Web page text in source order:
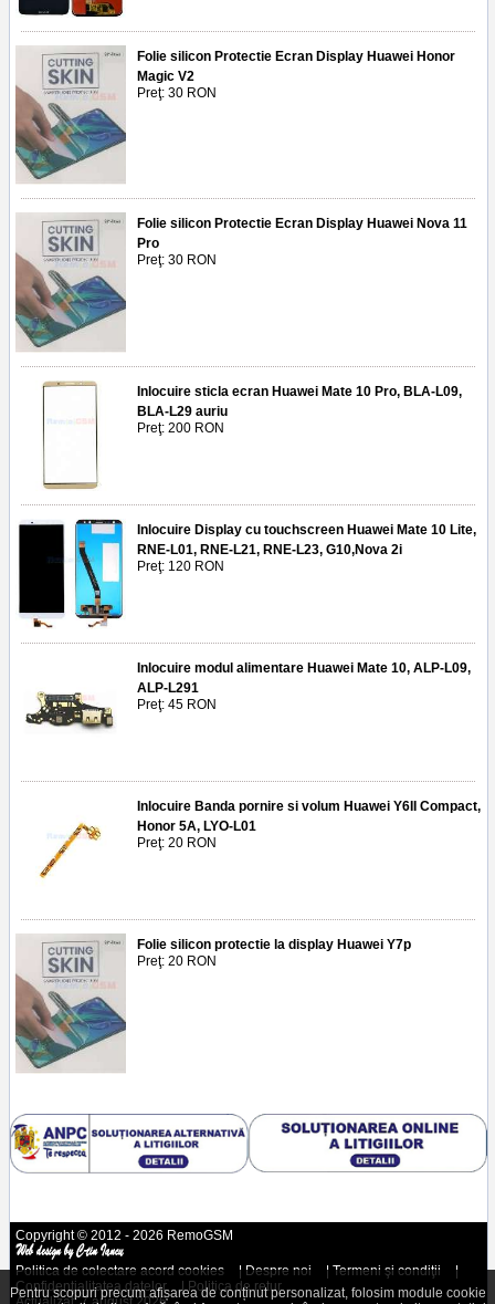
Folie silicon Protectie Ecran Display Huawei Honor
Magic V2
Preţ: 30 RON
Folie silicon Protectie Ecran Display Huawei Nova 11
Pro
Preţ: 30 RON
Inlocuire sticla ecran Huawei Mate 10 Pro, BLA-L09,
BLA-L29 auriu
Preţ: 200 RON
Inlocuire Display cu touchscreen Huawei Mate 10 Lite,
RNE-L01, RNE-L21, RNE-L23, G10,Nova 2i
Preţ: 120 RON
Inlocuire modul alimentare Huawei Mate 10, ALP-L09,
ALP-L291
Preţ: 45 RON
Inlocuire Banda pornire si volum Huawei Y6II Compact,
Honor 5A, LYO-L01
Preţ: 20 RON
Folie silicon protectie la display Huawei Y7p
Preţ: 20 RON
Copyright © 2012 - 2026 RemoGSM
Politica de colectare acord cookies | Despre noi | Termeni şi condiţii
|
Confidenţialitatea datelor
| Politica de retur
Pentru scopuri precum afișarea de conținut personalizat, folosim module cookie